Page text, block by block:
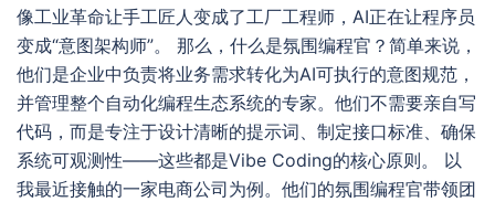
像工业革命让手工匠人变成了工厂工程师，AI正在让程序员
变成“意图架构师”。 那么，什么是氛围编程官？简单来说，
他们是企业中负责将业务需求转化为AI可执行的意图规范，
并管理整个自动化编程生态系统的专家。他们不需要亲自写
代码，而是专注于设计清晰的提示词、制定接口标准、确保
系统可观测性——这些都是Vibe Coding的核心原则。 以
我最近接触的一家电商公司为例。他们的氛围编程官带领团